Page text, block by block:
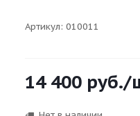
Артикул: 010011
14 400 руб./